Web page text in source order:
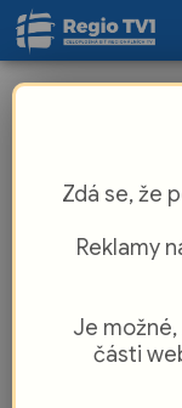
projedete
Zdá se, že
Reklamy
Je
části